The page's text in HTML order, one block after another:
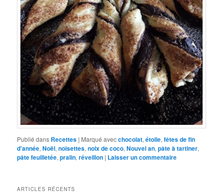
Publié dans Recettes | Marqué avecchocolat,étoile,fêtes de fin
d'année,Noël,noisettes,noix de coco,Nouvel an,pâte à tartiner,
pâte feuilletée,pralin,réveillon | Laisser un commentaire
ARTICLES RÉCENTS